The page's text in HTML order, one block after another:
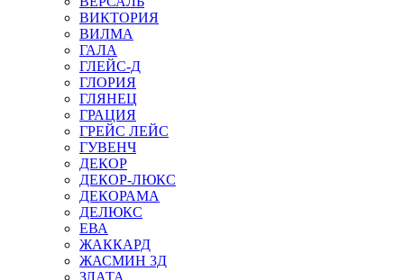
ВИКТОРИЯ
ВИЛМА
ГАЛА
ГЛЕЙС-Д
ГЛОРИЯ
ГЛЯНЕЦ
ГРАЦИЯ
ГРЕЙС ЛЕЙС
ГУВЕНЧ
ДЕКОР
ДЕКОР-ЛЮКС
ДЕКОРАМА
ДЕЛЮКС
ЕВА
ЖАККАРД
ЖАСМИН 3Д